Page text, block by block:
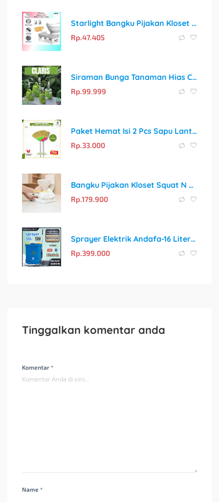
Starlight Bangku Pijakan Kloset HSB115: Solusi Sehat untuk Toilet Duduk
Rp.47.405
Siraman Bunga Tanaman Hias Claris Alat Penyiram Siram Pohon Premium
Rp.99.999
Paket Hemat Isi 2 Pcs Sapu Lantai Rayung Berkualitas Anti Rontok
Rp.33.000
Bangku Pijakan Kloset Squat N Go: Solusi Sehat untuk Toilet Duduk
Rp.179.900
Sprayer Elektrik Andafa-16 Liter Sni Alat Semprot Tanaman Pertanian
Rp.399.000
Tinggalkan komentar anda
Komentar *
Name *